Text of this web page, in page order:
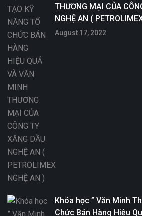
THƯƠNG MẠI CỦA
NGHỆ AN (
August 17, 2022
Khóa học ” Văn Minh
Chức Bán Hàng Hiệu